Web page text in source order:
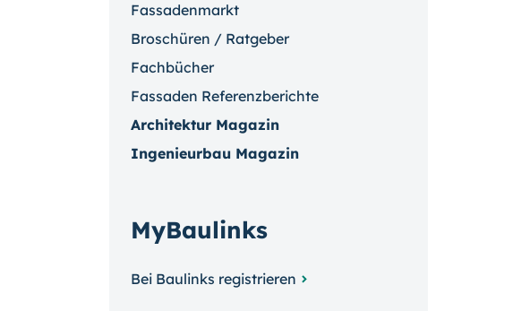
Fassadenmarkt
Broschüren / Ratgeber
Fachbücher
Fassaden Referenzberichte
Architektur Magazin
Ingenieurbau Magazin
MyBaulinks
Bei Baulinks registrieren